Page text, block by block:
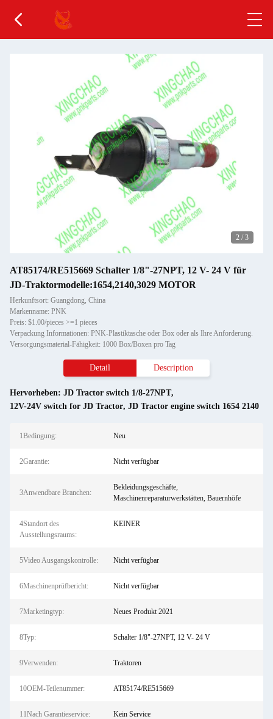
2 / 3
AT85174/RE515669 Schalter 1/8"-27NPT, 12 V- 24 V für
JD-Traktormodelle:1654,2140,3029 MOTOR
Herkunftsort: Guangdong, China
Markenname: PNK
Preis: $1.00/pieces >=1 pieces
Verpackung Informationen: PNK-Plastiktasche oder Box oder als Ihre Anforderung.
Versorgungsmaterial-Fähigkeit: 1000 Box/Boxen pro Tag
Detail Description
Hervorheben: JD Tractor switch 1/8-27NPT,
12V-24V switch for JD Tractor, JD Tractor engine switch 1654 2140
1Bedingung: Neu
2Garantie: Nicht verfügbar
3Anwendbare Branchen:
Bekleidungsgeschäfte,
Maschinenreparaturwerkstätten, Bauernhöfe
4Standort des
Ausstellungsraums:
KEINER
5Video Ausgangskontrolle: Nicht verfügbar
6Maschinenprüfbericht: Nicht verfügbar
7Marketingtyp: Neues Produkt 2021
8Typ: Schalter 1/8"-27NPT, 12 V- 24 V
9Verwenden: Traktoren
10OEM-Teilenummer: AT85174/RE515669
11Nach Garantieservice: Kein Service